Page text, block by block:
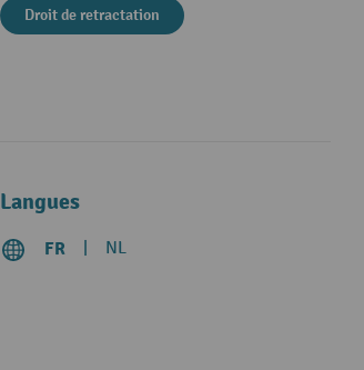
Droit de retractation
Langues
FR NL